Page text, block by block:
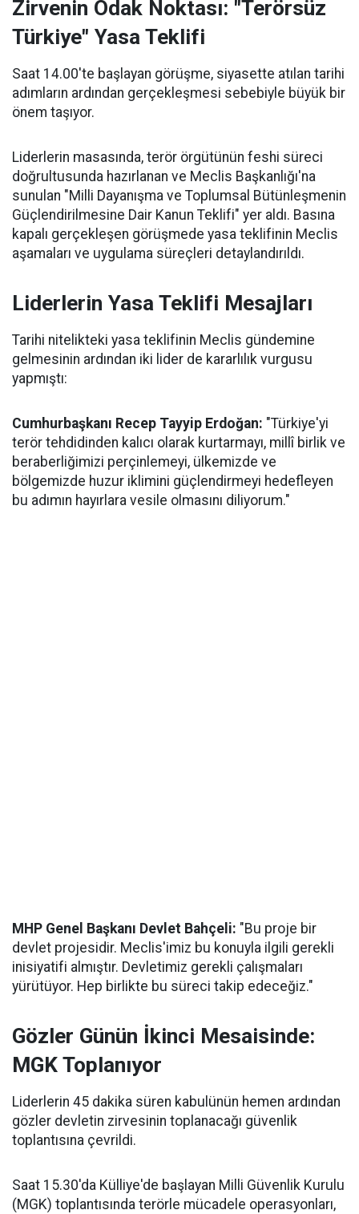
Zirvenin Odak Noktası: "Terörsüz
Türkiye" Yasa Teklifi
Saat 14.00'te başlayan görüşme, siyasette atılan tarihi
adımların ardından gerçekleşmesi sebebiyle büyük bir
önem taşıyor.
Liderlerin masasında, terör örgütünün feshi süreci
doğrultusunda hazırlanan ve Meclis Başkanlığı'na
sunulan "Milli Dayanışma ve Toplumsal Bütünleşmenin
Güçlendirilmesine Dair Kanun Teklifi" yer aldı. Basına
kapalı gerçekleşen görüşmede yasa teklifinin Meclis
aşamaları ve uygulama süreçleri detaylandırıldı.
Liderlerin Yasa Teklifi Mesajları
Tarihi nitelikteki yasa teklifinin Meclis gündemine
gelmesinin ardından iki lider de kararlılık vurgusu
yapmıştı:
Cumhurbaşkanı Recep Tayyip Erdoğan: "Türkiye'yi
terör tehdidinden kalıcı olarak kurtarmayı, millî birlik ve
beraberliğimizi perçinlemeyi, ülkemizde ve
bölgemizde huzur iklimini güçlendirmeyi hedefleyen
bu adımın hayırlara vesile olmasını diliyorum."
MHP Genel Başkanı Devlet Bahçeli: "Bu proje bir
devlet projesidir. Meclis'imiz bu konuyla ilgili gerekli
inisiyatifi almıştır. Devletimiz gerekli çalışmaları
yürütüyor. Hep birlikte bu süreci takip edeceğiz."
Gözler Günün İkinci Mesaisinde:
MGK Toplanıyor
Liderlerin 45 dakika süren kabulünün hemen ardından
gözler devletin zirvesinin toplanacağı güvenlik
toplantısına çevrildi.
Saat 15.30'da Külliye'de başlayan Milli Güvenlik Kurulu
(MGK) toplantısında terörle mücadele operasyonları,